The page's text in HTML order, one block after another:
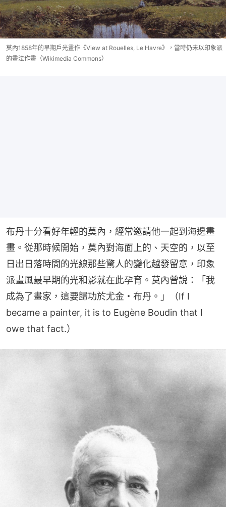
莫內1858年的早期戶光畫作《View at Rouelles, Le Havre》，當時仍未以印象派
的畫法作畫（Wikimedia Commons）
布丹十分看好年輕的莫內，經常邀請他一起到海邊畫
畫。從那時候開始，莫內對海面上的、天空的，以至
日出日落時間的光線那些驚人的變化越發留意，印象
派畫風最早期的光和影就在此孕育。莫內曾說：「我
成為了畫家，這要歸功於尤金・布丹。」（If I
became a painter, it is to Eugène Boudin that I
owe that fact.）